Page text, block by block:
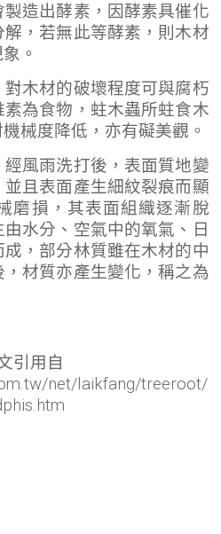
造出酵素，因酵素具催化
，若無此等酵素，則木材
。
木材的破壞程度可與腐朽
為食物，蛀木蟲所蛀食木
械度降低，亦有礙美觀。
風雨洗打後，表面質地變
且表面產生細紋裂痕而顯
磨損，其表面組織逐漸脫
水分、空氣中的氧氣、日
，部分林質雖在木材的中
材質亦產生變化，稱之為
引用自
net/laikfang/treeroot/